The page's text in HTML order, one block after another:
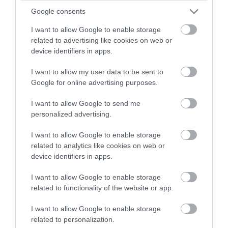
Google consents
I want to allow Google to enable storage
related to advertising like cookies on web or
device identifiers in apps.
I want to allow my user data to be sent to
Google for online advertising purposes.
I want to allow Google to send me
personalized advertising.
I want to allow Google to enable storage
related to analytics like cookies on web or
device identifiers in apps.
I want to allow Google to enable storage
related to functionality of the website or app.
I want to allow Google to enable storage
related to personalization.
σύμφωνα με τη σχετική Εισαγγελική
Διάταξη, αποσκοπεί στην ανίχνευση και
δίωξη όμοιας φύσης εγκλημάτων που
έχουν τελεστεί από τους ανωτέρω
κατηγορούμενους, σε βάρος και άλλων
θυμάτων, για την αποτροπή απειλής της
δημόσιας ασφάλειας σε σχέση με τα
παραπάνω εγκλήματα καθώς και για την
τέτοιες αξιόποινες πράξεις.
Στο πλαίσιο αυτό, παρακαλούνται οι
πολίτες να επικοινωνούν με τους
τηλεφωνικούς αριθμούς 210-6875210 της
Υποδιεύθυνσης Δίωξης και Εξιχνίασης
Εγκλημάτων Βορειοανατολικής Αττικής